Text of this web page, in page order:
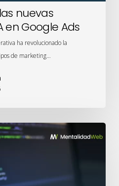
nuevas
en Google Ads
ha revolucionado la
de marketing…